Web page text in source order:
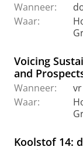
Wanneer:
Waar:
Voicing
and
Wanneer:
Waar:
Koolstof 14: